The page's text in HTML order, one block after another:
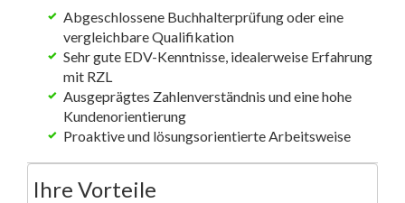
Abgeschlossene Buchhalterprüfung oder eine
vergleichbare Qualifikation
Sehr gute EDV-Kenntnisse, idealerweise Erfahrung
mit RZL
Ausgeprägtes Zahlenverständnis und eine hohe
Kundenorientierung
Proaktive und lösungsorientierte Arbeitsweise
Ihre Vorteile